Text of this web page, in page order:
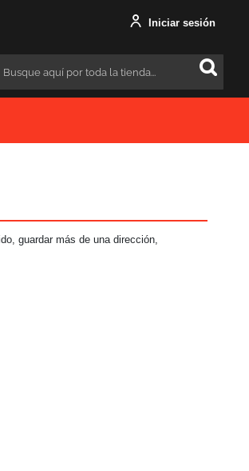
Iniciar sesión
Buscar
guardar más de una dirección,